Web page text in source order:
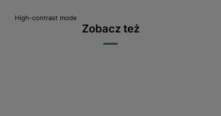
High-contrast mode
Zobacz też